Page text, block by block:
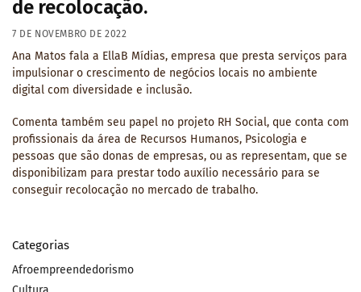
de recolocação.
7 DE NOVEMBRO DE 2022
Ana Matos fala a EllaB Mídias, empresa que presta serviços para
impulsionar o crescimento de negócios locais no ambiente
digital com diversidade e inclusão.
Comenta também seu papel no projeto RH Social, que conta com
profissionais da área de Recursos Humanos, Psicologia e
pessoas que são donas de empresas, ou as representam, que se
disponibilizam para prestar todo auxílio necessário para se
conseguir recolocação no mercado de trabalho.
Categorias
Afroempreendedorismo